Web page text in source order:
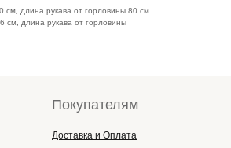
длина рукава от горловины 80 см.
длина рукава от горловины
Доставка и Оплата
Покупателям